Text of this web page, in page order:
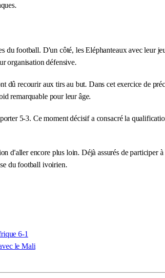
football. D'un côté, les Eléphanteaux avec leur
organisation défensive.
dû recourir aux tirs au but. Dans cet exercice de
remarquable pour leur âge.
5-3. Ce moment décisif a consacré la
d'aller encore plus loin. Déjà assurés de
du football ivoirien.
6-1
le Mali